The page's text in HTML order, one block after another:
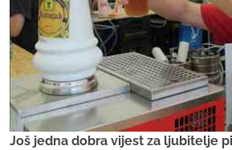
Još jedna dobra vijest za ljubitelje